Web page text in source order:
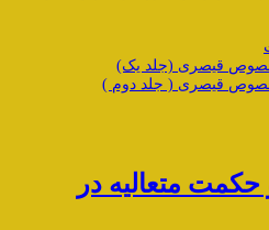
قیصری (جلد یک)
قیصری ( جلد دوم )
متعالیه در